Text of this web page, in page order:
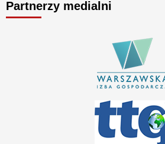
Partnerzy medialni